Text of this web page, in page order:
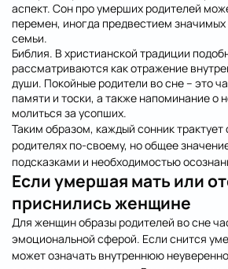
аспект. Сон про умерших родителей
перемен, иногда предвестием
семьи.
Библия. В христианской традиции
рассматриваются как отражение
души. Покойные родители во сне – это
памяти и тоски, а также напоминание о
молиться за усопших.
Таким образом, каждый сонник
родителях по-своему, но общее
подсказками и необходимостью
Если умершая мать или
приснились женщине
Для женщин образы родителей во сне
эмоциональной сферой. Если снится
может означать внутреннюю